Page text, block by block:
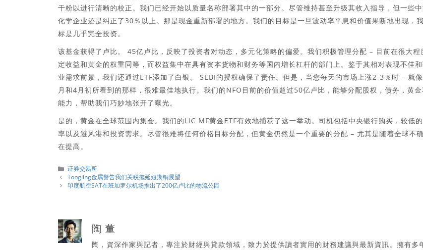
干粉以进行清晰的校正。我们已经开始以质量名称部署其中的一部分。尽管维持甚至升级其收入指导，但一些
化学企业还是纠正了30％以上。那是现金重新部署的地方。我们的目标是一旦波动率平息和价值果断地出现，
标是几乎完全投资。
该基金获得了卢比。 45亿卢比，反映了投资者对动态，多元化策略的偏爱。我们积极管理分配 – 目前在很大程
定收益和黄金的权重同等，而权益集中在具有资本货物和财务等国内增长杠杆的部门上。鉴于其相对表现不佳
业需求前景，我们还通过ETF添加了白银。 SEBI的授权确保了责任。但是，当您每天的市场上涨2-3％时 – 就
月和4月初所看到的那样，很难最佳地执行。我们的NFO目前的价值超过50亿卢比，能够分配股权，债务，黄
能力，帮助我们巧妙地张开了曝光。
是的，黄金在全球范围内集会。我们的LIC MF黄金ETF有效地捕获了这一举动。司机包括中央银行购买，较低
率以及避风港和投资需求。尽管很难将任何价格目标分配，但黄金仍然是一个重要的分配 – 尤其是随着全球不
在提高。
分
類
证券交易所
Tongling金属警告我们关税拖延短期铜展望
印度航空SAT在班加罗尔机场推出了200亿卢比的物流公园
陶 董
陶，資深作家與記者，專注於財經與貸款領域，致力於提供讀者實用的財務建議與最新資訊。擁有多